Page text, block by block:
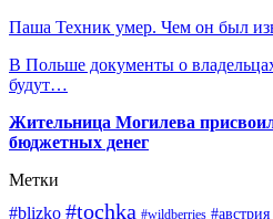
Паша Техник умер. Чем он был
В Польше документы о
будут…
Жительница Могилева
бюджетных денег
Метки
#blizko #tochka #wildberries #австрия